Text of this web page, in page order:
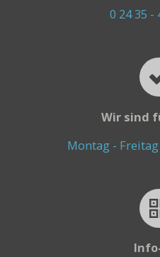
0 24 35 -
Wir sind
Montag -